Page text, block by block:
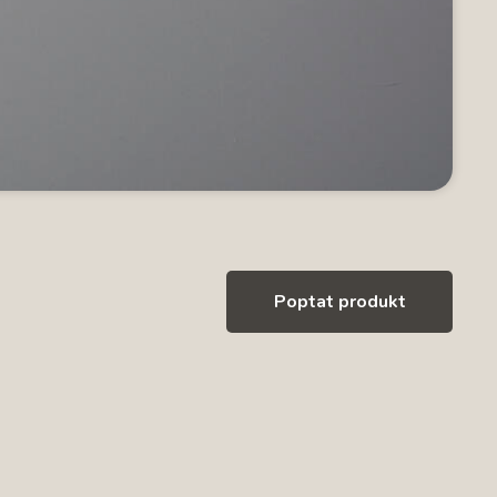
Poptat produkt